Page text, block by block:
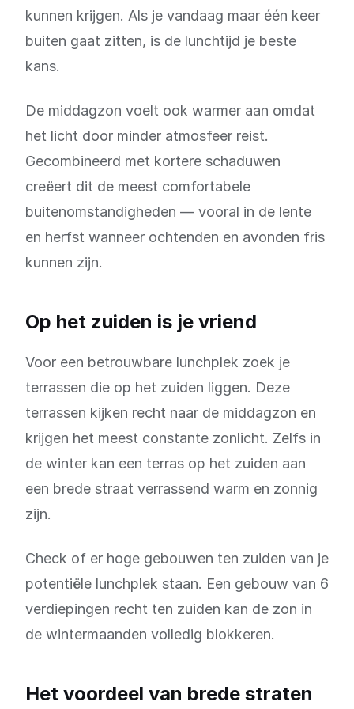
kunnen krijgen. Als je vandaag maar één keer
buiten gaat zitten, is de lunchtijd je beste
kans.
De middagzon voelt ook warmer aan omdat
het licht door minder atmosfeer reist.
Gecombineerd met kortere schaduwen
creëert dit de meest comfortabele
buitenomstandigheden — vooral in de lente
en herfst wanneer ochtenden en avonden fris
kunnen zijn.
Op het zuiden is je vriend
Voor een betrouwbare lunchplek zoek je
terrassen die op het zuiden liggen. Deze
terrassen kijken recht naar de middagzon en
krijgen het meest constante zonlicht. Zelfs in
de winter kan een terras op het zuiden aan
een brede straat verrassend warm en zonnig
zijn.
Check of er hoge gebouwen ten zuiden van je
potentiële lunchplek staan. Een gebouw van 6
verdiepingen recht ten zuiden kan de zon in
de wintermaanden volledig blokkeren.
Het voordeel van brede straten